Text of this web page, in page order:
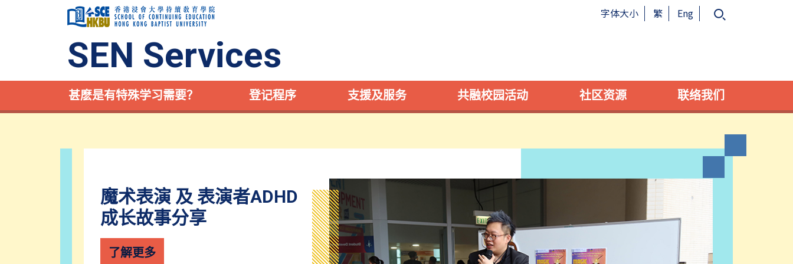
SEN Services
字体大小 繁 Eng
甚麽是有特殊学习需要？ 登记程序 支援及服务 共融校园活动 社区资源 联络我们
魔术表演 及 表演者ADHD
成长故事分享
了解更多
轮椅体验
了解更多